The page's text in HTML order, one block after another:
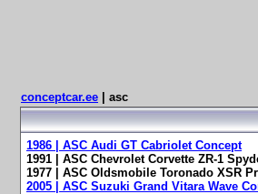
conceptcar.ee | asc
1986 | ASC Audi GT Cabriolet Concept
1991 | ASC Chevrolet Corvette ZR-1
1977 | ASC Oldsmobile Toronado XSR
2005 | ASC Suzuki Grand Vitara Wave